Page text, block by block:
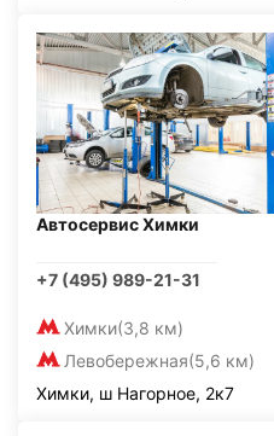
Автосервис Химки
+7 (495) 989-21-31
Химки(3,8 км)
Левобережная(5,6 км)
Химки, ш Нагорное, 2к7